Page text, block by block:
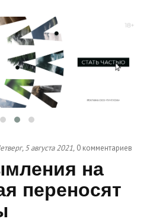
5 августа 2021, 0 комментариев
на
переносят